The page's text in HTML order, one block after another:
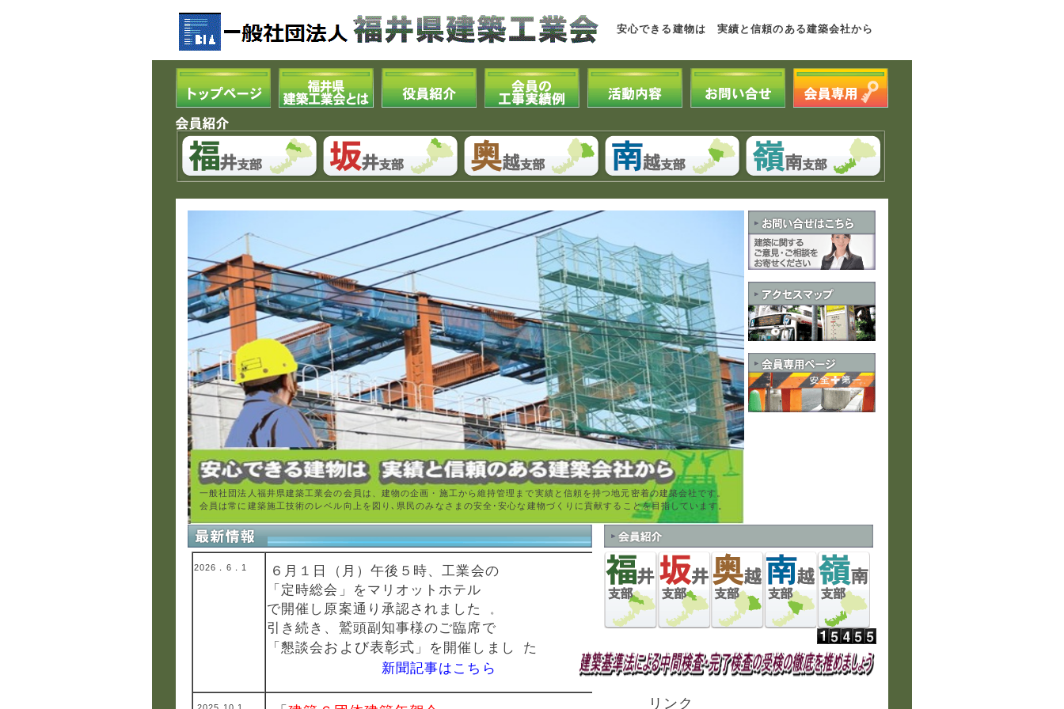
安心できる建物は 実績と信頼のある建築会社から
一般社団法人福井県建築工業会の会員は、建物の企画・施工から維持管理まで実績と信頼を持つ地元密着の建築会社です。
会員は常に建築施工技術のレベル向上を図り､県民のみなさまの安全･安心な建物づくりに貢献することを目指しています。
2026．6．1
６月１日（月）午後５時、工業会の
「定時総会」をマリオットホテル
で開催し原案通り承認されました
。
引き続き、鷲頭副知事様のご臨席で
「懇談会および表彰式 」を開催しまし
た
新聞記事はこちら
リンク